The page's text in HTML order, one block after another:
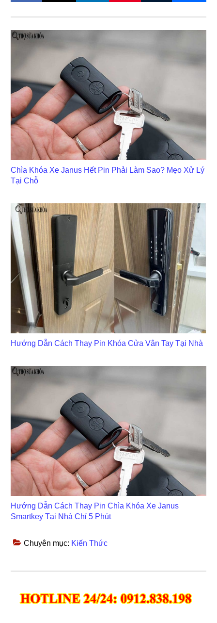
Chìa Khóa Xe Janus Hết Pin Phải Làm Sao? Mẹo Xử Lý
Tại Chỗ
Hướng Dẫn Cách Thay Pin Khóa Cửa Vân Tay Tại Nhà
Hướng Dẫn Cách Thay Pin Chìa Khóa Xe Janus
Smartkey Tại Nhà Chỉ 5 Phút
Chuyên mục: Kiến Thức